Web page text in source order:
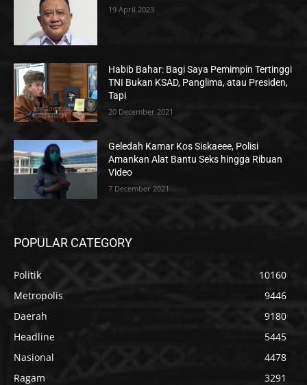
19 April 2023
Habib Bahar: Bagi Saya Pemimpin Tertinggi
TNI Bukan KSAD, Panglima, atau Presiden,
Tapi
20 December 2021
Geledah Kamar Kos Siskaeee, Polisi
Amankan Alat Bantu Seks hingga Ribuan
Video
7 December 2021
POPULAR CATEGORY
Politik
10160
Metropolis
9446
Daerah
9180
Headline
5445
Nasional
4478
Ragam
3291